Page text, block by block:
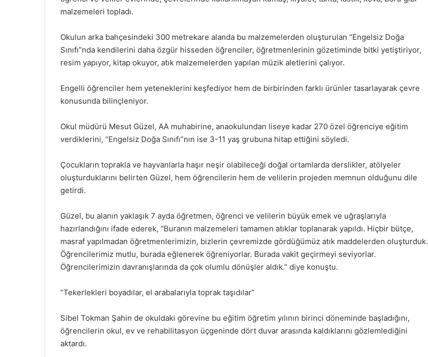
malzemeleri topladı.
Okulun arka bahçesindeki 300 metrekare alanda bu malzemelerden oluşturulan “Engelsiz Doğa
Sınıfı”nda kendilerini daha özgür hisseden öğrenciler, öğretmenlerinin gözetiminde bitki yetiştiriyor,
resim yapıyor, kitap okuyor, atık malzemelerden yapılan müzik aletlerini çalıyor.
Engelli öğrenciler hem yeteneklerini keşfediyor hem de birbirinden farklı ürünler tasarlayarak çevre
konusunda bilinçleniyor.
Okul müdürü Mesut Güzel, AA muhabirine, anaokulundan liseye kadar 270 özel öğrenciye eğitim
verdiklerini, “Engelsiz Doğa Sınıfı”nın ise 3-11 yaş grubuna hitap ettiğini söyledi.
Çocukların toprakla ve hayvanlarla haşır neşir olabileceği doğal ortamlarda derslikler, atölyeler
oluşturduklarını belirten Güzel, hem öğrencilerin hem de velilerin projeden memnun olduğunu dile
getirdi.
Güzel, bu alanın yaklaşık 7 ayda öğretmen, öğrenci ve velilerin büyük emek ve uğraşlarıyla
hazırlandığını ifade ederek, “Buranın malzemeleri tamamen atıklar toplanarak yapıldı. Hiçbir bütçe,
masraf yapılmadan öğretmenlerimizin, bizlerin çevremizde gördüğümüz atık maddelerden oluşturduk.
Öğrencilerimiz mutlu, burada eğlenerek öğreniyorlar. Burada vakit geçirmeyi seviyorlar.
Öğrencilerimizin davranışlarında da çok olumlu dönüşler aldık.” diye konuştu.
“Tekerlekleri boyadılar, el arabalarıyla toprak taşıdılar”
Sibel Tokman Şahin de okuldaki görevine bu eğitim öğretim yılının birinci döneminde başladığını,
öğrencilerin okul, ev ve rehabilitasyon üçgeninde dört duvar arasında kaldıklarını gözlemlediğini
aktardı.